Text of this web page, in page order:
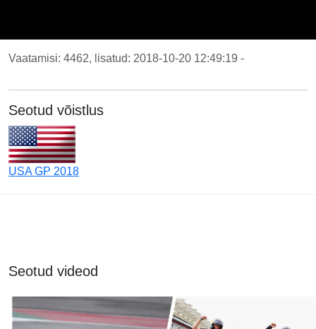
Vaatamisi: 4462, lisatud: 2018-10-20 12:49:19 -
Seotud võistlus
USA GP 2018
Seotud videod